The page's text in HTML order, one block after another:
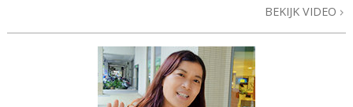
BEKIJK VIDEO